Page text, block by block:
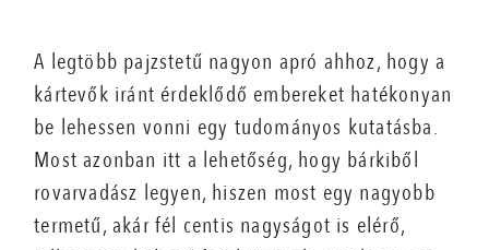
A legtöbb pajzstetű nagyon apró ahhoz, hogy a
kártevők iránt érdeklődő embereket hatékonyan
be lehessen vonni egy tudományos kutatásba.
Most azonban itt a lehetőség, hogy bárkiből
rovarvadász legyen, hiszen most egy nagyobb
termetű, akár fél centis nagyságot is elérő,